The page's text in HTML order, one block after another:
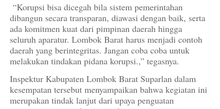
“Korupsi bisa dicegah bila sistem pemerintahan
dibangun secara transparan, diawasi dengan baik, serta
ada komitmen kuat dari pimpinan daerah hingga
seluruh aparatur. Lombok Barat harus menjadi contoh
daerah yang berintegritas. Jangan coba coba untuk
melakukan tindakan pidana korupsi.,” tegasnya.
Inspektur Kabupaten Lombok Barat Suparlan dalam
kesempatan tersebut menyampaikan bahwa kegiatan ini
merupakan tindak lanjut dari upaya penguatan